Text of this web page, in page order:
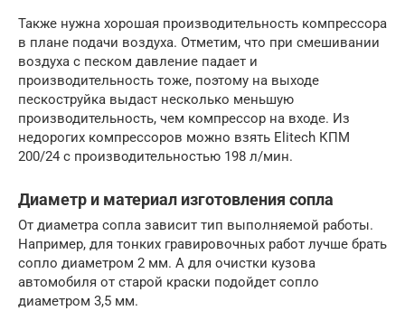
Также нужна хорошая производительность компрессора
в плане подачи воздуха. Отметим, что при смешивании
воздуха с песком давление падает и
производительность тоже, поэтому на выходе
пескоструйка выдаст несколько меньшую
производительность, чем компрессор на входе. Из
недорогих компрессоров можно взять Elitech КПМ
200/24 с производительностью 198 л/мин.
Диаметр и материал изготовления сопла
От диаметра сопла зависит тип выполняемой работы.
Например, для тонких гравировочных работ лучше брать
сопло диаметром 2 мм. А для очистки кузова
автомобиля от старой краски подойдет сопло
диаметром 3,5 мм.